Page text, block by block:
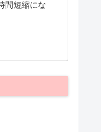
間短縮にな